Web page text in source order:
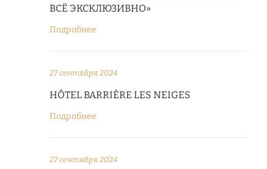
ВСЁ ЭКСКЛЮЗИВНО»
Подробнее
27 сентября 2024
HÔTEL BARRIÈRE LES NEIGES
Подробнее
27 сентября 2024